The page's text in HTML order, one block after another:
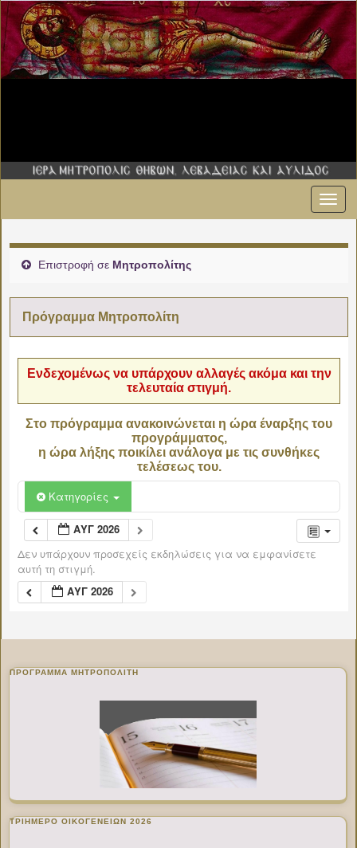
Επιστροφή σε Μητροπολίτης
Πρόγραμμα Μητροπολίτη
Ενδεχομένως να υπάρχουν αλλαγές ακόμα και την
τελευταία στιγμή.
Στο πρόγραμμα ανακοινώνεται η ώρα έναρξης του
προγράμματος,
η ώρα λήξης ποικίλει ανάλογα με τις συνθήκες
τελέσεως του.
Κατηγορίες
ΑΥΓ 2026
Δεν υπάρχουν προσεχείς εκδηλώσεις για να εμφανίσετε
αυτή τη στιγμή.
ΑΥΓ 2026
ΠΡΌΓΡΑΜΜΑ ΜΗΤΡΟΠΟΛΊΤΗ
ΤΡΙΗΜΕΡΟ ΟΙΚΟΓΕΝΕΙΩΝ 2026